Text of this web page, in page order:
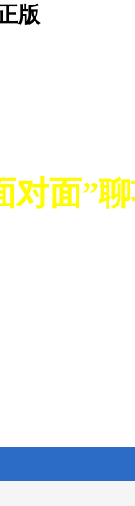
版
对面”